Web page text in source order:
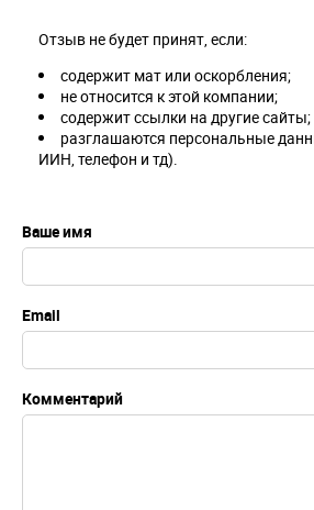
Ваше имя
Email
Комментарий
Отзыв не будет принят, если:
содержит мат или оскорбления;
не относится к этой компании;
содержит ссылки на другие сайты;
разглашаются персональные
ИИН, телефон и тд).